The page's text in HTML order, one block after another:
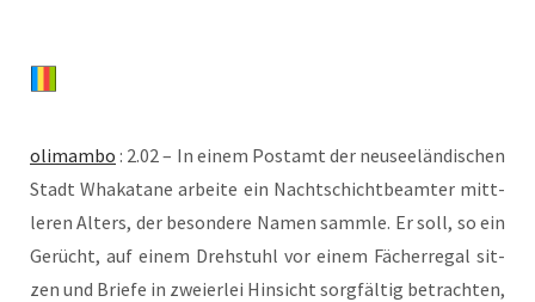
oli­mam­bo : 2.02 – In einem Post­amt der neu­see­län­di­schen
Stadt Wha­kata­ne arbei­te ein Nacht­schicht­be­am­ter mitt­
le­ren Alters, der beson­de­re Namen samm­le. Er soll, so ein
Gerücht, auf einem Dreh­stuhl vor einem Fächer­re­gal sit­
zen und Brie­fe in zwei­er­lei Hin­sicht sorg­fäl­tig betrach­ten,